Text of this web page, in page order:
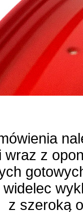
wraz z
widelec
z szeroką